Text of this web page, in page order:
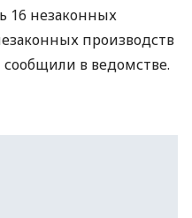
16 незаконных
производств
в ведомстве.